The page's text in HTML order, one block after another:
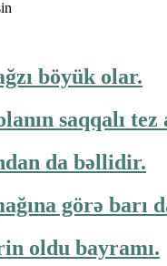
böyük olar.
saqqalı tez
da bəllidir.
görə barı
oldu bayramı.